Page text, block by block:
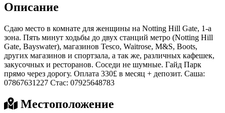
Описание
Сдаю место в комнате для женщины на Notting Hill Gate, 1-a
зона. Пять минут ходьбы до двух станций метро (Notting Hill
Gate, Bayswater), магазинов Tesco, Waitrose, M&S, Boots,
других магазинов и спортзала, а так же, различных кафешек,
закусочных и ресторанов. Соседи не шумные. Гайд Парк
прямо через дорогу. Оплата 330£ в месяц + депозит. Саша:
07867631227 Стас: 07925648783
Местоположение